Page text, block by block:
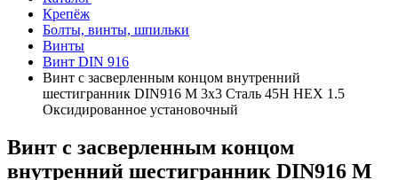
Крепёж
Болты, винты, шпильки
Винты
Винт DIN 916
Винт с засверленным концом внутренний
шестигранник DIN916 М 3х3 Сталь 45Н HEX 1.5
Оксидированное установочный
Винт с засверленным концом
внутренний шестигранник DIN916 М